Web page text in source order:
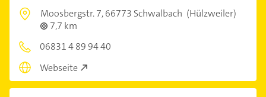
Moosbergstr. 7,66773 Schwalbach (Hülzweiler)
7,7 km
06831 4 89 94 40
Webseite